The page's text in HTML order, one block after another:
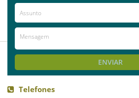
Priscilla
Rodrigues
2015-11-30
recomendo
ENVIAR
Telefones